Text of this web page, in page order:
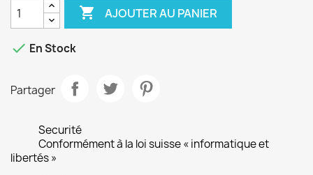
 AJOUTER AU PANIER
 En Stock
Partager
Securité
Conformément à la loi suisse « informatique et
libertés »